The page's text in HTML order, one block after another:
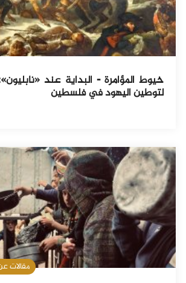
خيوط المؤامرة - البداية عند
لتوطين اليهود في فلسطين
مقالات